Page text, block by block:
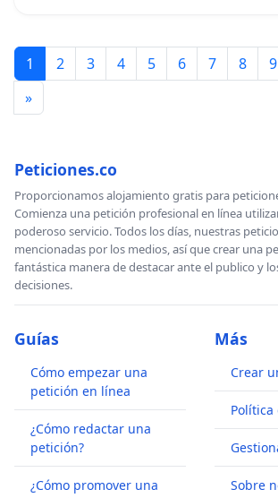
1 2 3 4 5 6 7 8 9
»
Peticiones.co
Proporcionamos alojamiento gratis para
Comienza una petición profesional en línea
poderoso servicio. Todos los días, nuestras
mencionadas por los medios, así que crear una
fantástica manera de destacar ante el publico y
decisiones.
Guías
Cómo empezar una
petición en línea
¿Cómo redactar una
petición?
¿Cómo promover una
Más
Crear
Sobre